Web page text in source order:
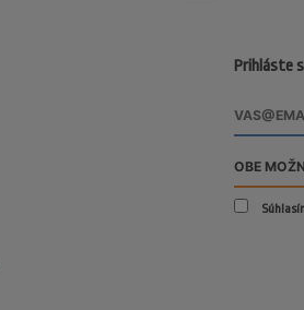
Prihláste